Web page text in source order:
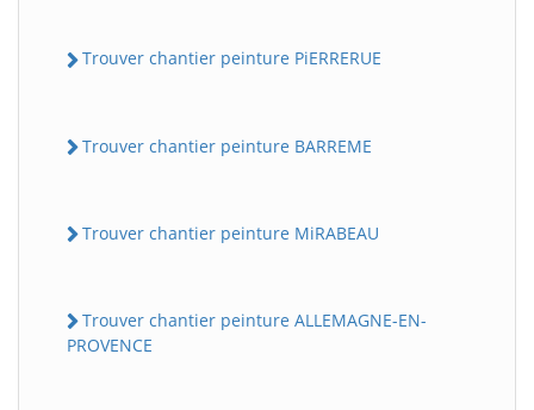
Trouver chantier peinture PiERRERUE
Trouver chantier peinture BARREME
Trouver chantier peinture MiRABEAU
Trouver chantier peinture ALLEMAGNE-EN-
PROVENCE